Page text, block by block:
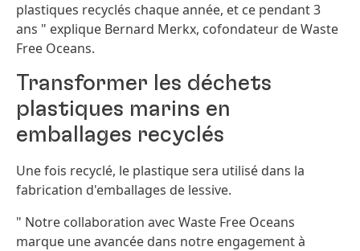
plastiques recyclés chaque année, et ce pendant 3
ans " explique Bernard Merkx, cofondateur de Waste
Free Oceans.
Transformer les déchets
plastiques marins en
emballages recyclés
Une fois recyclé, le plastique sera utilisé dans la
fabrication d'emballages de lessive.
" Notre collaboration avec Waste Free Oceans
marque une avancée dans notre engagement à